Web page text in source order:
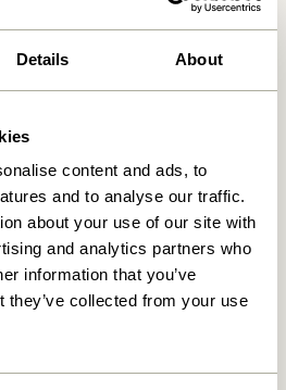
Details About
content and ads, to
and to analyse our traffic.
about your use of our site with
and analytics partners who
information that you’ve
they’ve collected from your use